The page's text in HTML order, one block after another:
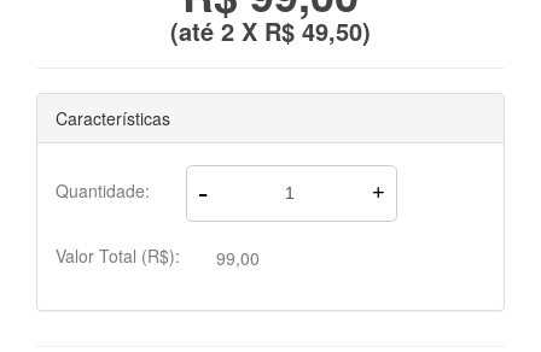
(até 2 X R$ 49,50)
Características
Quantidade: - +
Valor Total (R$): 99,00